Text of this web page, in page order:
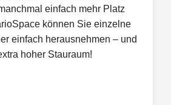
einfach mehr Platz
können Sie einzelne
einfach herausnehmen – und
hoher Stauraum!